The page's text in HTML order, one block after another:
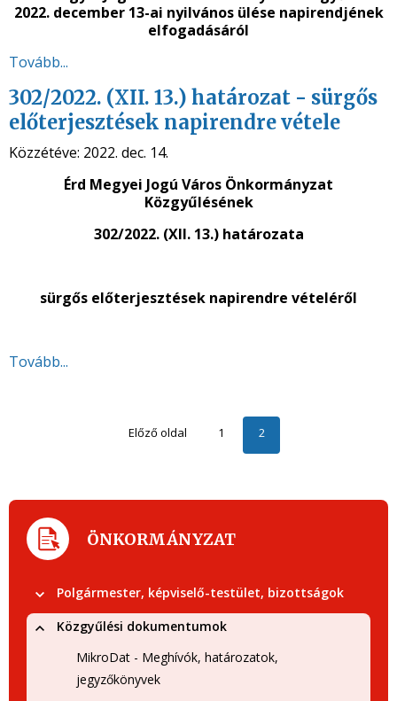
2022. december 13-ai nyilvános ülése napirendjének
elfogadásáról
Tovább...
302/2022. (XII. 13.) határozat - sürgős
előterjesztések napirendre vétele
Közzétéve: 2022. dec. 14.
Érd Megyei Jogú Város Önkormányzat
Közgyűlésének
302/2022. (XII. 13.) határozata
sürgős előterjesztések napirendre vételéről
Tovább...
Előző oldal 1 2
ÖNKORMÁNYZAT
Polgármester, képviselő-testület, bizottságok
Közgyűlési dokumentumok
MikroDat - Meghívók, határozatok,
jegyzőkönyvek